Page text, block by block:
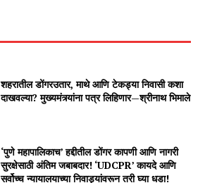
शहरातील डोंगरउतार, माथे आणि टेकड्या निवासी कशा
दाखवल्या? मुख्यमंत्र्यांना पत्र लिहिणार—श्रीनाथ भिमाले
‘पुणे महापालिकाच’ हद्दीतील डोंगर कापणी आणि नागरी
सुरक्षेसाठी अंतिम जबाबदार! ‘UDCPR’ कायदे आणि
सर्वोच्च न्यायालयाच्या निवाड्यांवरून तरी घ्या धडा!